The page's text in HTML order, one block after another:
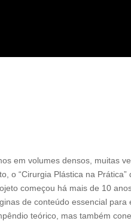
em volumes densos, muitas
o “Cirurgia Plástica na Prática”
começou há mais de 10
de conteúdo essencial para
teórico, mas também